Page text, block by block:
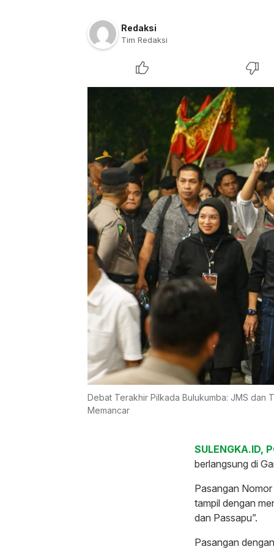
Redaksi
Tim Redaksi
Debat Terakhir Pilkada Bulukumba: JMS dan
Memancar
SULENGKA.ID,
berlangsung di
Pasangan
tampil dengan
dan Passapu”.
Pasangan